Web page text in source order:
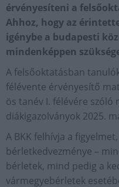
érvényesíteni a
Ahhoz, hogy az
igénybe a budapesti
mindenképpen
A felsőoktatásban
félévente érvényesítő
ös tanév I. félévére
diákigazolványok 2025.
A BKK felhívja a
bérletkedvezménye –
bérletek, mind pedig a
vármegyebérletek